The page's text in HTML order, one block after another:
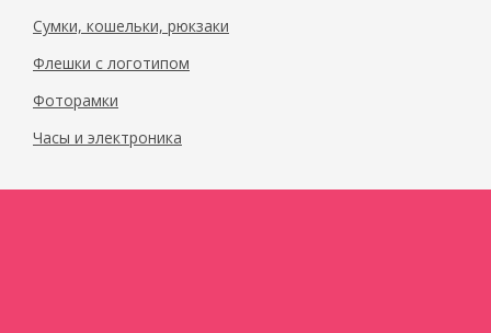
Сумки, кошельки, рюкзаки
Флешки с логотипом
Фоторамки
Часы и электроника